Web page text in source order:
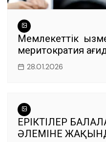
Мемлекеттік
меритократия
28.01.2026
ЕРІКТІЛЕР
ӘЛЕМІНЕ